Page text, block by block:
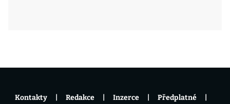
Kontakty Redakce Inzerce Předplatné